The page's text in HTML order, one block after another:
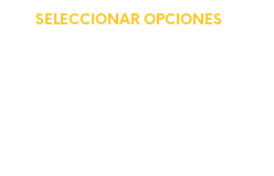
SELECCIONAR OPCIONES